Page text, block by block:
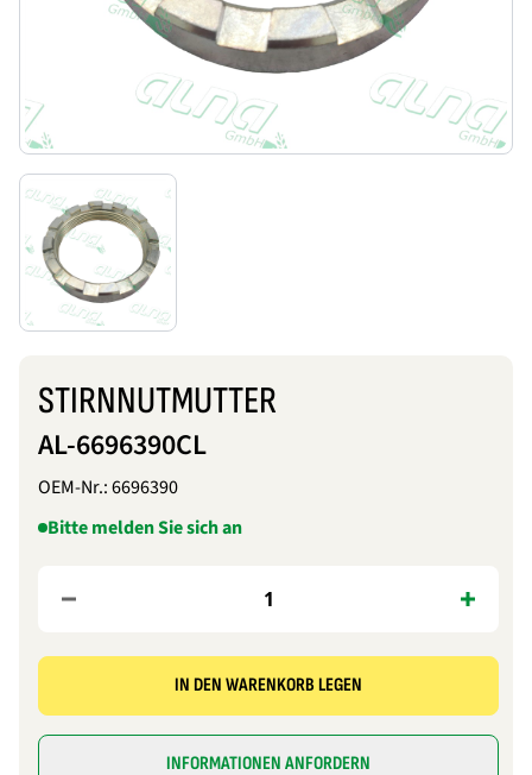
STIRNNUTMUTTER
AL-6696390CL
OEM-Nr.:6696390
Bitte melden Sie sich an
IN DEN WARENKORB LEGEN
INFORMATIONEN ANFORDERN